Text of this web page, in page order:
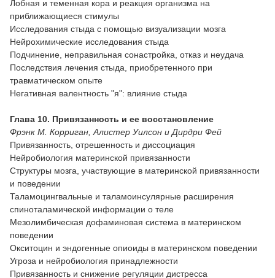
Лобная и теменная кора и реакция организма на
приближающиеся стимулы
Исследования стыда с помощью визуализации мозга
Нейрохимические исследования стыда
Подчинение, неправильная сонастройка, отказ и неудача
Последствия лечения стыда, приобретенного при
травматическом опыте
Негативная валентность "я": влияние стыда
Глава 10. Привязанность и ее восстановление
Фрэнк М. Корриган, Алистер Уилсон и Дирдри Фей
Привязанность, отрешенность и диссоциация
Нейробиология материнской привязанности
Структуры мозга, участвующие в материнской привязанности
и поведении
Таламоцингвальные и таламоинсулярные расширения
спиноталамической информации о теле
Мезолимбическая дофаминовая система в материнском
поведении
Окситоцин и эндогенные опиоиды в материнском поведении
Угроза и нейробиология принадлежности
Привязанность и снижение регуляции дистресса